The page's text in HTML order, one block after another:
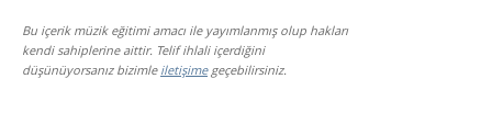
Bu içerik müzik eğitimi amacı ile yayımlanmış olup hakları
kendi sahiplerine aittir. Telif ihlali içerdiğini
düşünüyorsanız bizimle iletişimegeçebilirsiniz.